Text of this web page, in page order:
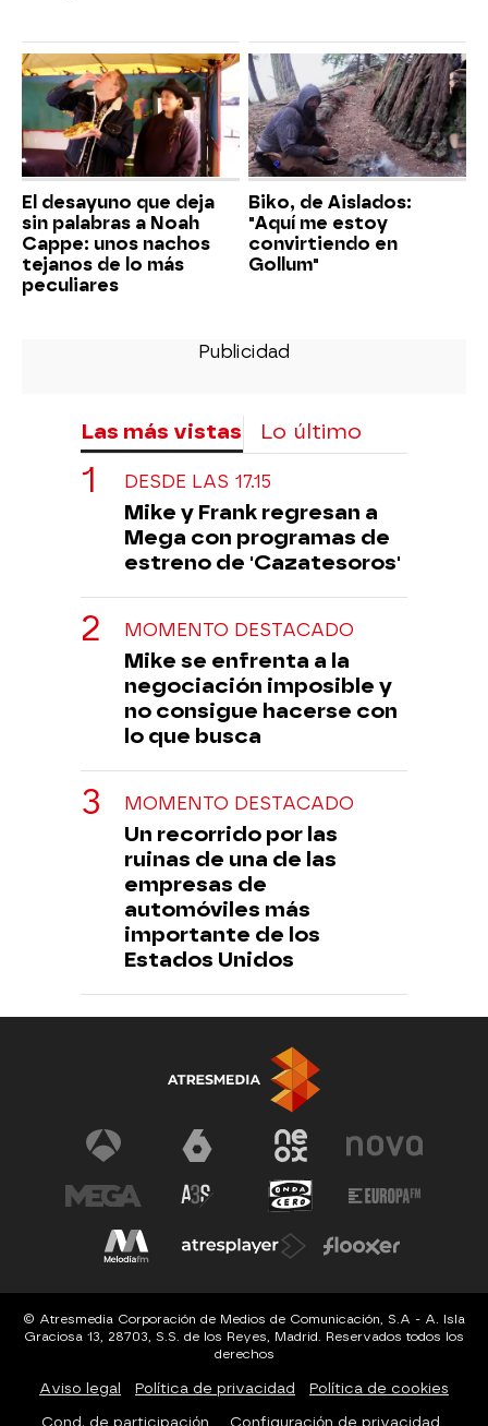
El desayuno que deja
sin palabras a Noah
Cappe: unos nachos
tejanos de lo más
peculiares
Biko, de Aislados:
"Aquí me estoy
convirtiendo en
Gollum"
Las más vistas Lo último
DESDE LAS 17.15
Mike y Frank regresan a
Mega con programas de
estreno de 'Cazatesoros'
MOMENTO DESTACADO
Mike se enfrenta a la
negociación imposible y
no consigue hacerse con
lo que busca
MOMENTO DESTACADO
Un recorrido por las
ruinas de una de las
empresas de
automóviles más
importante de los
Estados Unidos
© Atresmedia Corporación de Medios de Comunicación, S.A - A. Isla
Graciosa 13, 28703, S.S. de los Reyes, Madrid. Reservados todos los
derechos
Aviso legal Política de privacidad Política de cookies
Cond. de participación Configuración de privacidad